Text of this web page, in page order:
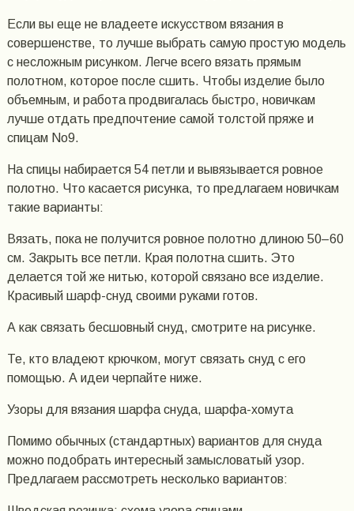
Если вы еще не владеете искусством вязания в
совершенстве, то лучше выбрать самую простую модель
с несложным рисунком. Легче всего вязать прямым
полотном, которое после сшить. Чтобы изделие было
объемным, и работа продвигалась быстро, новичкам
лучше отдать предпочтение самой толстой пряже и
спицам No9.
На спицы набирается 54 петли и вывязывается ровное
полотно. Что касается рисунка, то предлагаем новичкам
такие варианты:
Вязать, пока не получится ровное полотно длиною 50–60
см. Закрыть все петли. Края полотна сшить. Это
делается той же нитью, которой связано все изделие.
Красивый шарф-снуд своими руками готов.
А как связать бесшовный снуд, смотрите на рисунке.
Те, кто владеют крючком, могут связать снуд с его
помощью. А идеи черпайте ниже.
Узоры для вязания шарфа снуда, шарфа-хомута
Помимо обычных (стандартных) вариантов для снуда
можно подобрать интересный замысловатый узор.
Предлагаем рассмотреть несколько вариантов: